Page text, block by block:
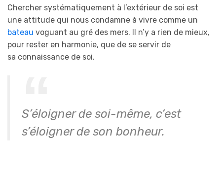
Chercher systématiquement à l’extérieur de soi est
une attitude qui nous condamne à vivre comme un
bateau voguant au gré des mers. Il n’y a rien de mieux,
pour rester en harmonie, que de se servir de
sa connaissance de soi.
S’éloigner de soi-même, c’est
s’éloigner de son bonheur.